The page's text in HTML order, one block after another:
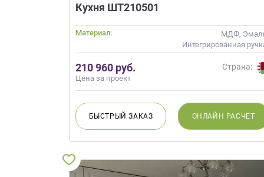
Кухня ШТ210501
Материал:
МДФ,
Интегрированная
210 960 руб.
Цена за проект
Страна:
БЫСТРЫЙЗАКАЗ ОНЛАЙН РАСЧЕТ